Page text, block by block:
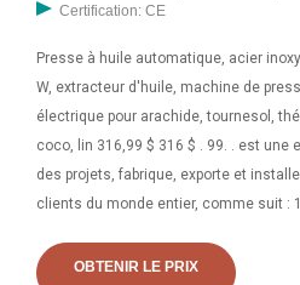
Certification: CE
Presse à huile automatique, acier
W, extracteur d'huile, machine de
électrique pour arachide, tournesol,
coco, lin 316,99 $ 316 $ . 99. . est une
des projets, fabrique, exporte et
clients du monde entier, comme suit :
OBTENIR LE PRIX